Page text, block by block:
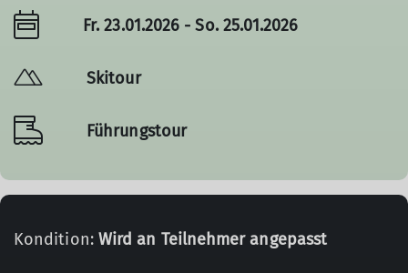
Fr. 23.01.2026 - So. 25.01.2026
Skitour
Führungstour
Kondition: Wird an Teilnehmer angepasst